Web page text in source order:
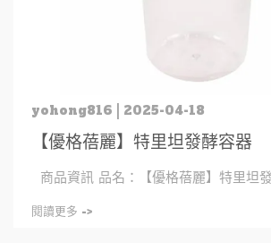
【優格蓓麗】特里坦發酵容器
yohong816 | 2025-04-18
商品資訊 品名：【優格蓓麗】特里坦
閱讀更多 ->